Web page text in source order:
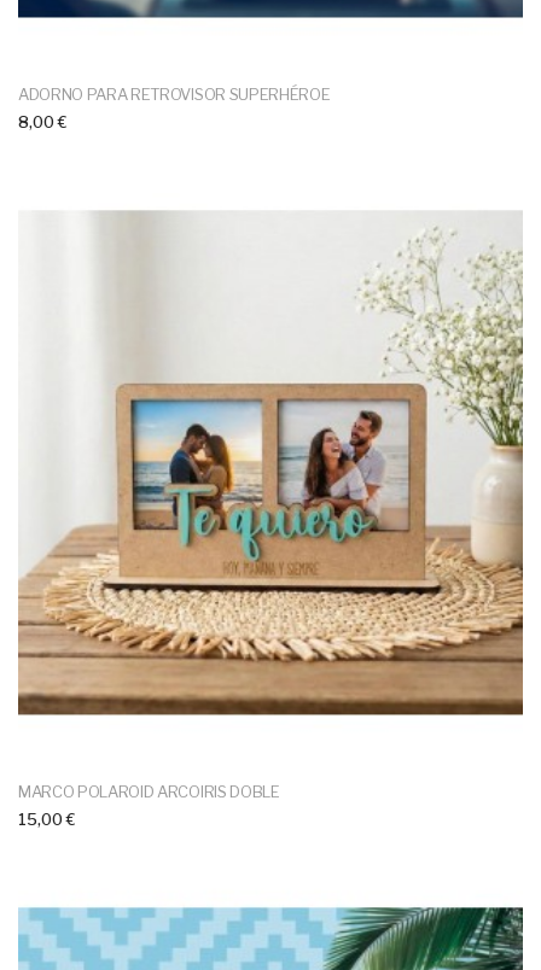
ADORNO PARA RETROVISOR SUPERHÉROE
8,00 €
MARCO POLAROID ARCOIRIS DOBLE
15,00 €